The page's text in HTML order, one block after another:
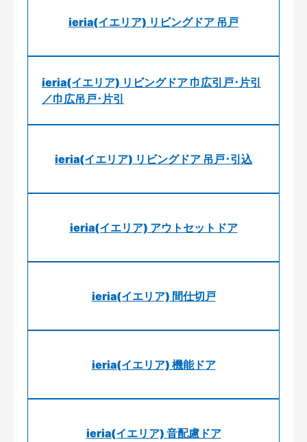
ieria(イエリア) リビングドア 吊戸
ieria(イエリア) リビングドア 巾広引戸･片引
／巾広吊戸･片引
ieria(イエリア) リビングドア 吊戸･引込
ieria(イエリア) アウトセットドア
ieria(イエリア) 間仕切戸
ieria(イエリア) 機能ドア
ieria(イエリア) 音配慮ドア